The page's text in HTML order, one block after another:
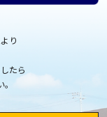
り
たら